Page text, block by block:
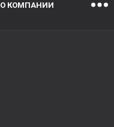
О КОМПАНИИ